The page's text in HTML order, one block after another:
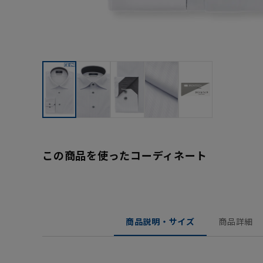
この商品を使ったコーディネート
商品説明・サイズ 商品詳細